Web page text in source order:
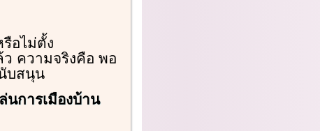
อไม่ตั้ง
ว ความจริงคือ พอ
บสนุน
การเมืองบ้าน